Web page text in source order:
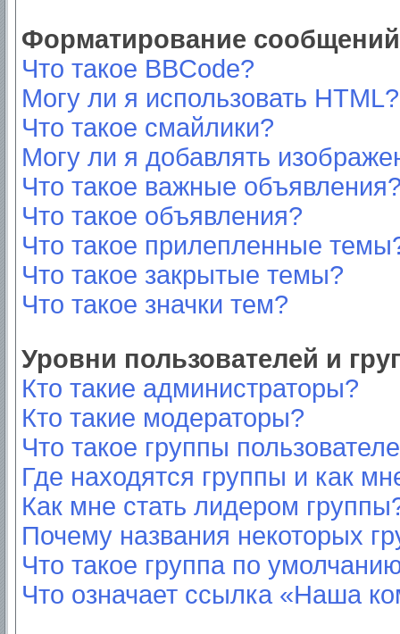
Форматирование
Что такое BBCode?
Могу ли я использовать HTML?
Что такое смайлики?
Могу ли я добавлять
Что такое важные
Что такое объявления?
Что такое прилепленные
Что такое закрытые темы?
Что такое значки тем?
Уровни пользователей и
Кто такие администраторы?
Кто такие модераторы?
Что такое группы
Где находятся группы и как
Как мне стать лидером
Почему названия некоторых
Что такое группа по
Что означает ссылка «Наша